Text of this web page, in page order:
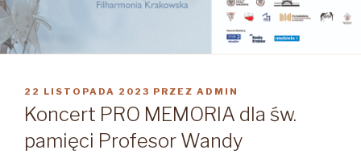
OPUBLIKOWANE
W
22 LISTOPADA 2023 PRZEZ ADMIN
Koncert PRO MEMORIA dla św.
pamięci Profesor Wandy